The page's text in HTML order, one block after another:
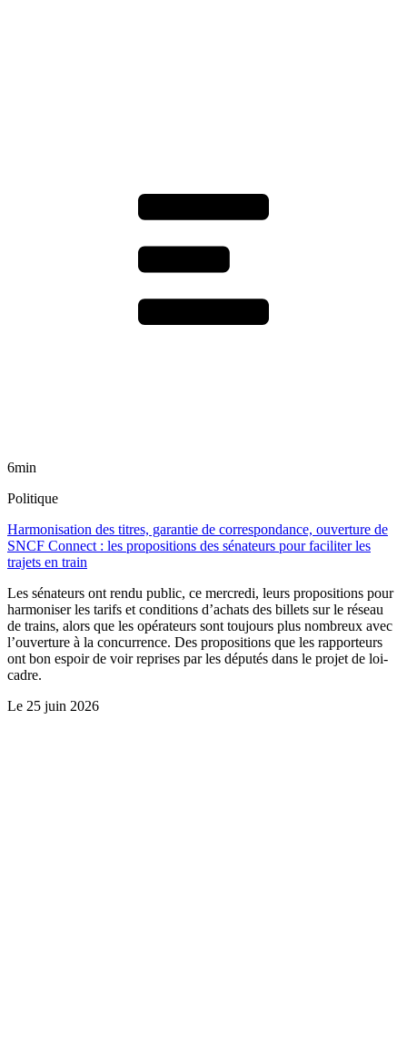
6min
Politique
Harmonisation des titres, garantie de correspondance, ouverture de
SNCF Connect : les propositions des sénateurs pour faciliter les
trajets en train
Les sénateurs ont rendu public, ce mercredi, leurs propositions pour
harmoniser les tarifs et conditions d’achats des billets sur le réseau
de trains, alors que les opérateurs sont toujours plus nombreux avec
l’ouverture à la concurrence. Des propositions que les rapporteurs
ont bon espoir de voir reprises par les députés dans le projet de loi-
cadre.
Le 25 juin 2026